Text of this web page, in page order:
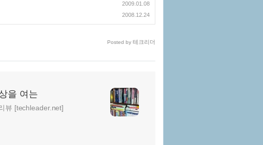
2009.01.08
2008.12.24
Posted by 테크리더
을 여는
뷰 [techleader.net]